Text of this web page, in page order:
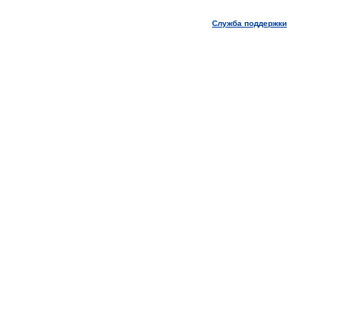
Служба поддержки